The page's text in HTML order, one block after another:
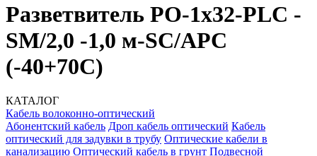
Разветвитель РО-1х32-PLC -
SM/2,0 -1,0 м-SC/APC
(-40+70С)
КАТАЛОГ
Кабель волоконно-оптический
Абонентский кабель Дроп кабель оптический Кабель
оптический для задувки в трубу Оптические кабели в
канализацию Оптический кабель в грунт Подвесной